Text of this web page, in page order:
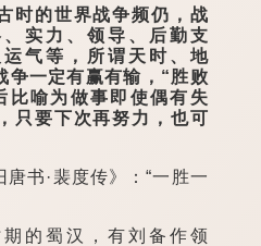
的世界战争频仍，战
实力、领导、后勤支
气等，所谓天时、地
争一定有赢有输，“胜败
比喻为做事即使偶有失
只要下次再努力，也可
书·裴度传》：“一胜一
蜀汉，有刘备作领